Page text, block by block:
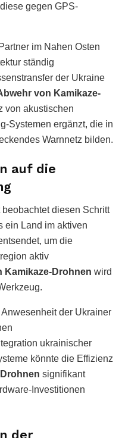
gegen GPS-
im Nahen Osten
ständig
der Ukraine
von Kamikaze-
von akustischen
Systemen ergänzt, die in
Warnnetz bilden.
auf die
diesen Schritt
ein Land im aktiven
um die
aktiv
Kamikaze-Drohnen wird
der Ukrainer
ukrainischer
könnte die Effizienz
signifikant
Investitionen
der